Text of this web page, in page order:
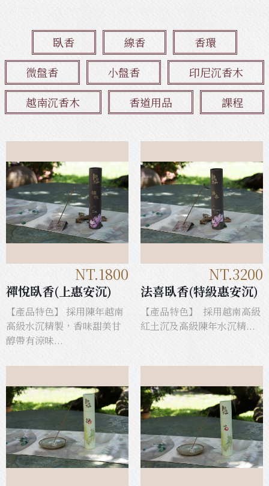
臥香 線香
香環
微盤香
小盤香
印尼沉香木
越南沉香木
香道用品 課程
NT.1800
禪悅臥香(上惠安沉)
【產品特色】 採用陳年越南
高級水沉精製，香味甜美甘
醇帶有涼味...
NT.3200
法喜臥香(特級惠安沉)
【產品特色】 採用越南高級
紅土沉及高級陳年水沉精...